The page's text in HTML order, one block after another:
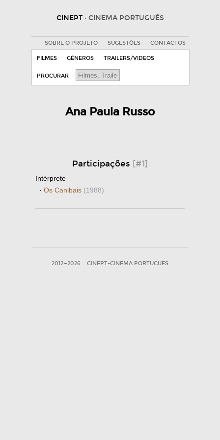
CINEPT · CINEMA PORTUGUÊS
SOBRE O PROJETO SUGESTÕES CONTACTOS
FILMES GÉNEROS TRAILERS/VIDEOS
PROCURAR
Ana Paula Russo
Participações [#1]
Intérprete
· Os Canibais (1988)
2012—2026 CINEPT-CINEMA PORTUGUES